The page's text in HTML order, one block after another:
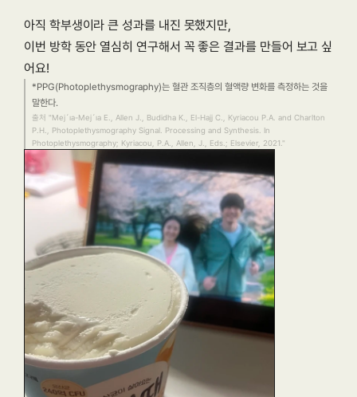
아직 학부생이라 큰 성과를 내진 못했지만,
이번 방학 동안 열심히 연구해서 꼭 좋은 결과를 만들어 보고 싶
어요!
*PPG(Photoplethysmography)는 혈관 조직층의 혈액량 변화를 측정하는 것을
말한다.
출처 "Mej´ıa-Mej´ıa E., Allen J., Budidha K., El-Hajj C., Kyriacou P.A. and Charlton
P.H., Photoplethysmography Signal. Processing and Synthesis. In
Photoplethysmography; Kyriacou, P.A., Allen, J., Eds.; Elsevier, 2021."